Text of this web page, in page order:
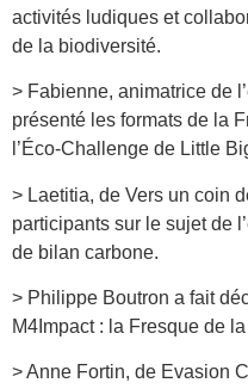
activités ludiques et
de la biodiversité.
> Fabienne, animatrice de
présenté les formats de la
l’Éco-Challenge de Little
> Laetitia, de Vers un coin
participants sur le sujet de
de bilan carbone.
> Philippe Boutron a fait
M4Impact : la Fresque de
> Anne Fortin, de Evasion